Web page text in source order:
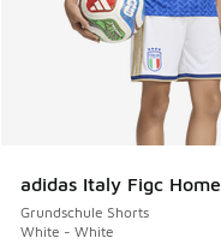
adidas Italy Figc Home
Grundschule Shorts
White - White